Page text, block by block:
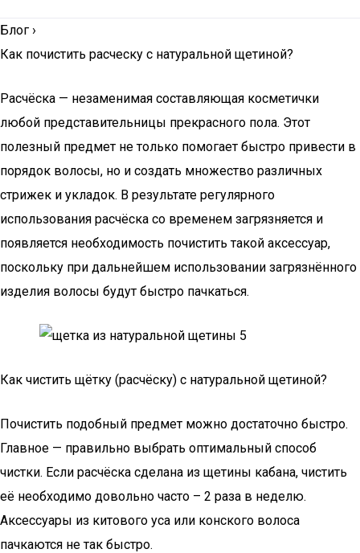
Блог ›
Как почистить расческу с натуральной щетиной?
Расчёска — незаменимая составляющая косметички
любой представительницы прекрасного пола. Этот
полезный предмет не только помогает быстро привести в
порядок волосы, но и создать множество различных
стрижек и укладок. В результате регулярного
использования расчёска со временем загрязняется и
появляется необходимость почистить такой аксессуар,
поскольку при дальнейшем использовании загрязнённого
изделия волосы будут быстро пачкаться.
Как чистить щётку (расчёску) с натуральной щетиной?
Почистить подобный предмет можно достаточно быстро.
Главное — правильно выбрать оптимальный способ
чистки. Если расчёска сделана из щетины кабана, чистить
её необходимо довольно часто – 2 раза в неделю.
Аксессуары из китового уса или конского волоса
пачкаются не так быстро.